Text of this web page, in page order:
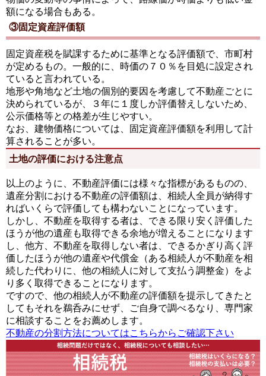
額になる場合もある。
③固定資産評価額
固定資産税を賦課するために基準となる評価額で、市町村
が定めるもの。一般的に、時価の７０％を目処に設定され
ていると言われている。
地形や角地など土地の個別的要因を考慮して不動産ごとに
決められているが、３年に１度しか評価替えしないため、
公示価格等との格差が生じやすい。
なお、建物価格については、固定資産評価額を利用して計
算されることが多い。
土地の評価における注意点
以上のように、不動産評価には様々な指標があるものの、
遺産分割における不動産の評価額は、相続人全員が納得す
ればいくらで評価しても構わないことになっています。
しかし、不動産を取得する者は、できる限り安く評価した
ほうが他の遺産も取得できる余地が増えることになります
し、他方、不動産を取得しない者は、できるかぎり高く評
価したほうが他の遺産や代償金（ある相続人が不動産を相
続した代わりに、他の相続人に対して支払う調整金）をよ
り多く取得できることになります。
ですので、他の相続人が不動産の評価額を提示してきたと
してもそれを鵜呑みにせず、ご自身で調べるなり、専門家
に相談することをお薦めします。
不動産の分割方法についてはこちらからご確認下さい